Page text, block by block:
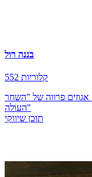
בננה רול
552 קלוריות
אגוזים פרווה של "השחר
העולה"
תוכן שיווקי